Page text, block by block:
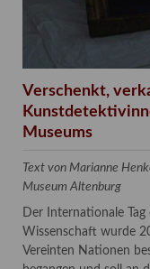
Verschenkt,
Museums
Text von Marianne
Museum Altenburg
Der Internationale
Wissenschaft wurde
Vereinten Nationen